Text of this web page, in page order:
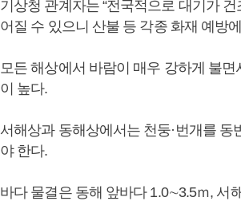
기상청 관계자는 “전국적으로 대기가
어질 수 있으니 산불 등 각종 화재 예방
모든 해상에서 바람이 매우 강하게 불
이 높다.
서해상과 동해상에서는 천둥·번개를
야 한다.
바다 물결은 동해 앞바다 1.0∼3.5ｍ, 서